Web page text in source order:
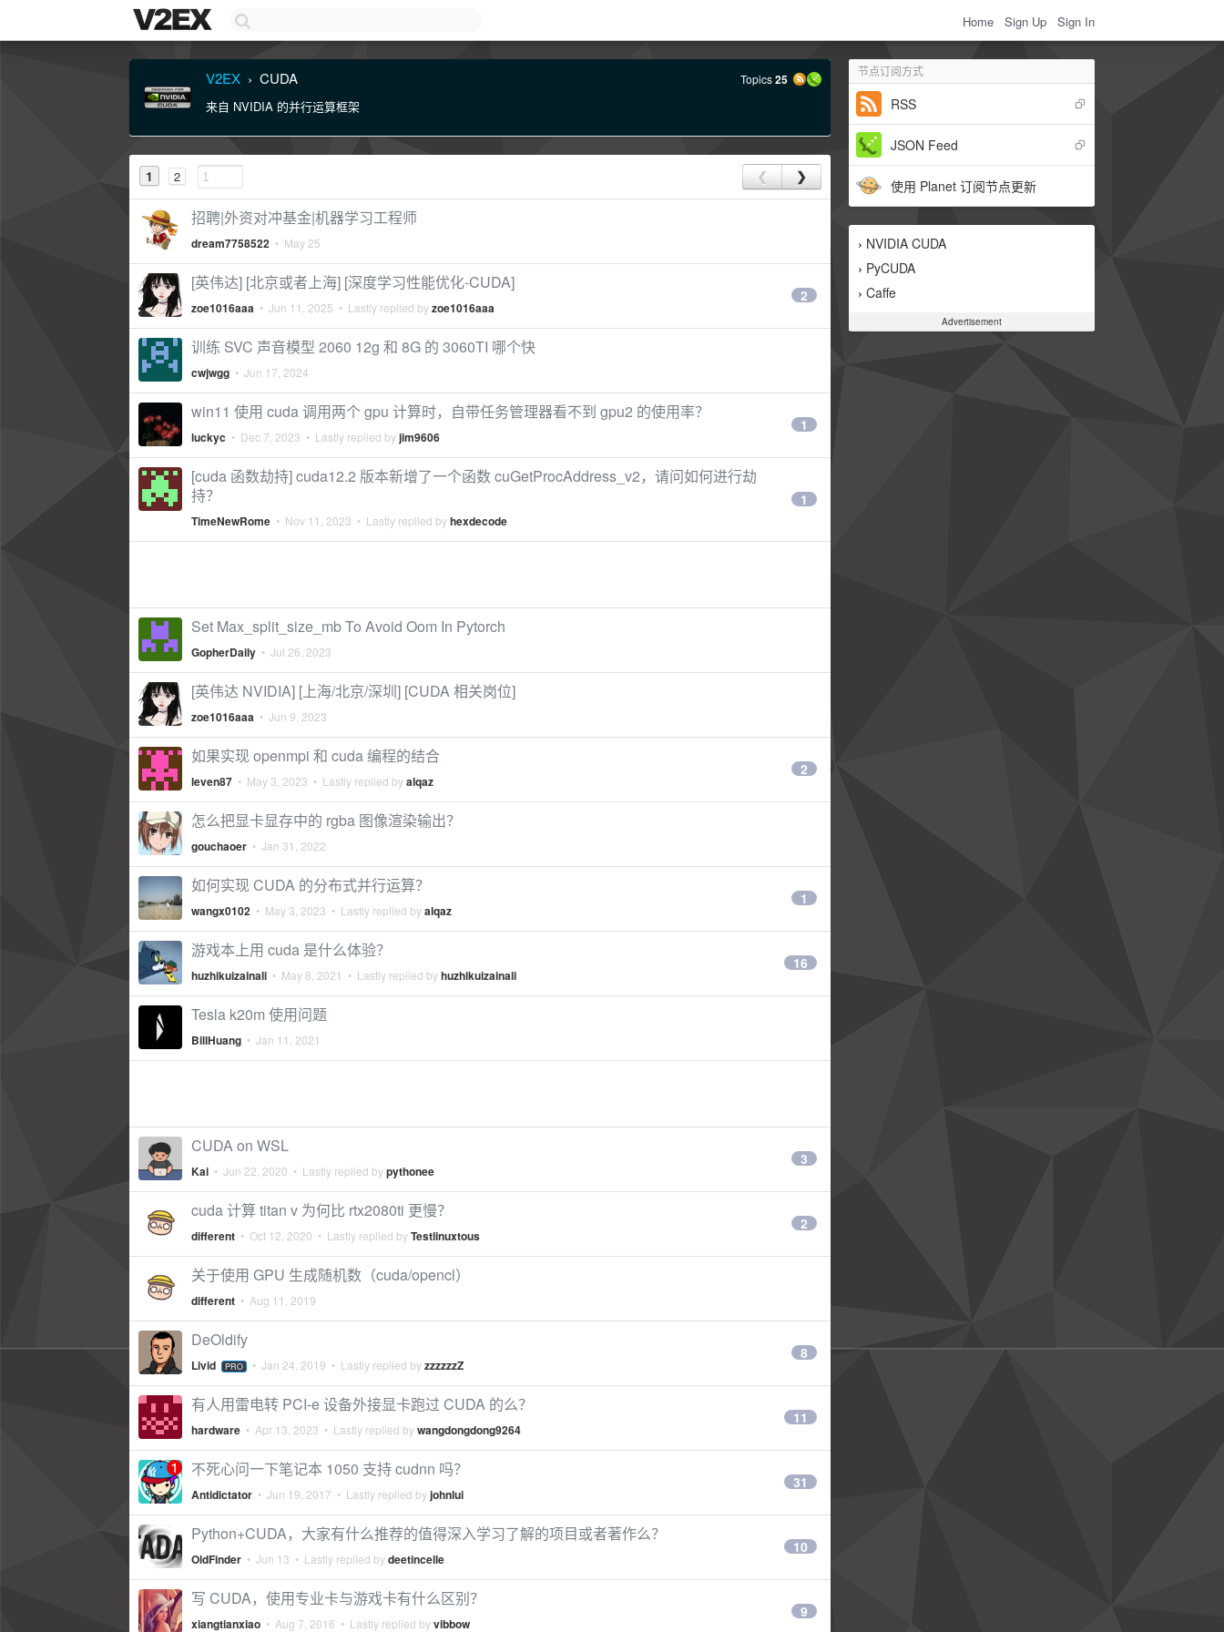
Home Sign Up Sign In
节点订阅方式
RSS
JSON Feed
使用 Planet 订阅节点更新
› NVIDIA CUDA
› PyCUDA
› Caffe
Advertisement
V2EX › CUDA Topics25
来自 NVIDIA 的并行运算框架
1 2 ❮ ❯
招聘|外资对冲基金|机器学习工程师
dream7758522 • May 25
[英伟达] [北京或者上海] [深度学习性能优化-CUDA]
zoe1016aaa • Jun 11, 2025 • Lastly replied byzoe1016aaa
2
训练 SVC 声音模型 2060 12g 和 8G 的 3060TI 哪个快
cwjwgg • Jun 17, 2024
win11 使用 cuda 调用两个 gpu 计算时，自带任务管理器看不到 gpu2 的使用率？
luckyc • Dec 7, 2023 • Lastly replied byjim9606
1
[cuda 函数劫持] cuda12.2 版本新增了一个函数 cuGetProcAddress_v2，请问如何进行劫
持？
TimeNewRome • Nov 11, 2023 • Lastly replied byhexdecode
1
Set Max_split_size_mb To Avoid Oom In Pytorch
GopherDaily • Jul 26, 2023
[英伟达 NVIDIA] [上海/北京/深圳] [CUDA 相关岗位]
zoe1016aaa • Jun 9, 2023
如果实现 openmpi 和 cuda 编程的结合
leven87 • May 3, 2023 • Lastly replied byalqaz
2
怎么把显卡显存中的 rgba 图像渲染输出？
gouchaoer • Jan 31, 2022
如何实现 CUDA 的分布式并行运算？
wangx0102 • May 3, 2023 • Lastly replied byalqaz
1
游戏本上用 cuda 是什么体验？
huzhikuizainali • May 8, 2021 • Lastly replied byhuzhikuizainali
16
Tesla k20m 使用问题
BillHuang • Jan 11, 2021
CUDA on WSL
Kai • Jun 22, 2020 • Lastly replied bypythonee
3
cuda 计算 titan v 为何比 rtx2080ti 更慢？
different • Oct 12, 2020 • Lastly replied byTestlinuxtous
2
关于使用 GPU 生成随机数（cuda/opencl）
different • Aug 11, 2019
DeOldify
Livid PRO • Jan 24, 2019 • Lastly replied byzzzzzzZ
8
有人用雷电转 PCI-e 设备外接显卡跑过 CUDA 的么？
hardware • Apr 13, 2023 • Lastly replied bywangdongdong9264
11
不死心问一下笔记本 1050 支持 cudnn 吗？
Antidictator • Jun 19, 2017 • Lastly replied byjohnlui
31
Python+CUDA，大家有什么推荐的值得深入学习了解的项目或者著作么？
OldFinder • Jun 13 • Lastly replied bydeetincelle
10
写 CUDA，使用专业卡与游戏卡有什么区别？
xiangtianxiao • Aug 7, 2016 • Lastly replied byvibbow
9